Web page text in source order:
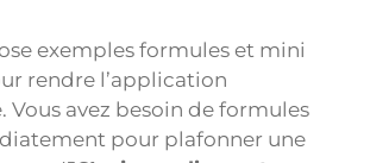
exemples formules et mini
rendre l’application
Vous avez besoin de formules
pour plafonner une